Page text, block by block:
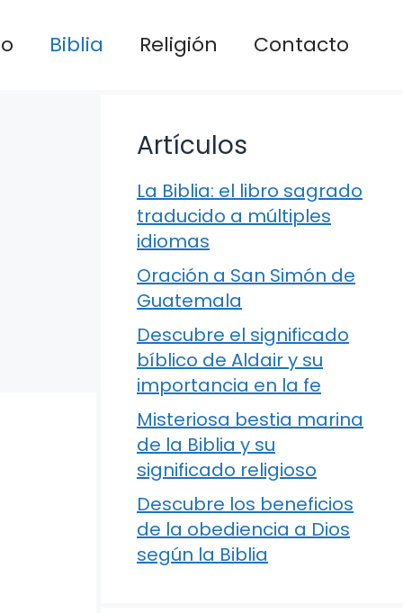
Biblia Religión Contacto
Artículos
La Biblia: el libro sagrado
traducido a múltiples
idiomas
Oración a San Simón de
Guatemala
Descubre el significado
bíblico de Aldair y su
importancia en la fe
Misteriosa bestia marina
de la Biblia y su
significado religioso
Descubre los beneficios
de la obediencia a Dios
según la Biblia